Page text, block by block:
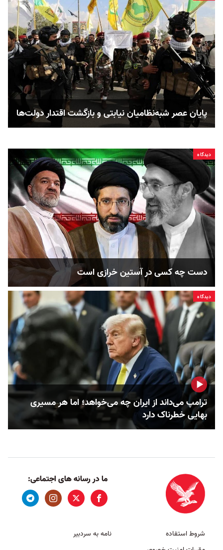
پایان عصر شبه‌نظامیان نیابتی و بازگشت اقتدار دولت‌ها
دیدگاه
دست چه کسی در آستین خرازی است
دیدگاه
ترامپ می‌داند از ایران چه می‌خواهد؛ اما هر مسیری
بهایی خطرناک دارد
ما در رسانه های اجتماعی:
شروط استفاده
نامه به سردبیر